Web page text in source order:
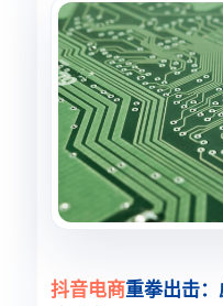
抖音电商重拳出击